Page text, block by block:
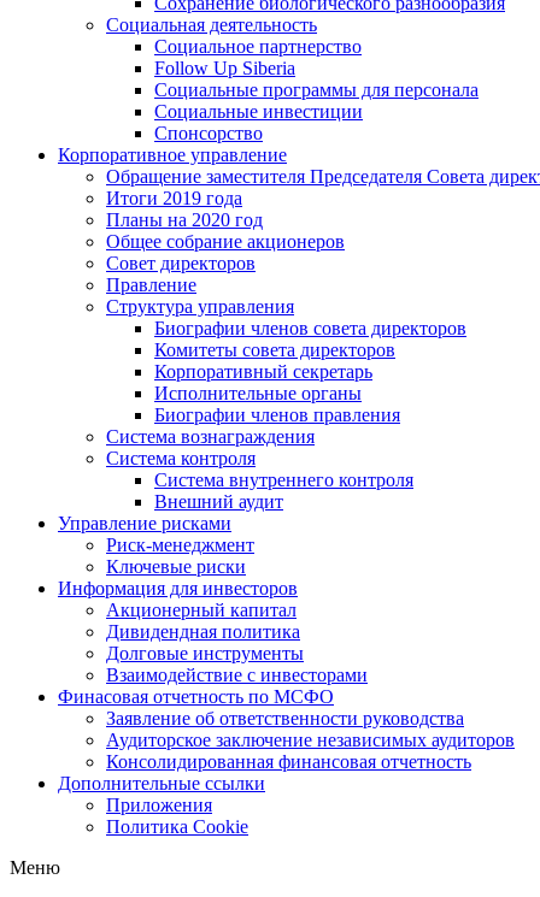
Социальная деятельность
Социальное партнерство
Follow Up Siberia
Социальные программы для персонала
Социальные инвестиции
Спонсорство
Корпоративное управление
Обращение заместителя Председателя Совета
Итоги 2019 года
Планы на 2020 год
Общее собрание акционеров
Совет директоров
Правление
Структура управления
Биографии членов совета директоров
Комитеты совета директоров
Корпоративный секретарь
Исполнительные органы
Биографии членов правления
Система вознаграждения
Система контроля
Система внутреннего контроля
Внешний аудит
Управление рисками
Риск-менеджмент
Ключевые риски
Информация для инвесторов
Акционерный капитал
Дивидендная политика
Долговые инструменты
Взаимодействие с инвеcторами
Финасовая отчетность по МСФО
Заявление об ответственности руководства
Аудиторское заключение независимых аудиторов
Консолидированная финансовая отчетность
Дополнительные ссылки
Приложения
Политика Cookie
Меню